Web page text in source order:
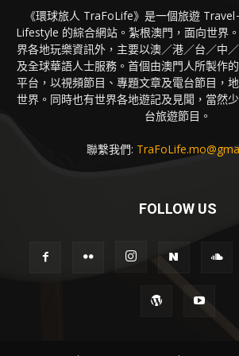
《環球旅人 TraFoLife》是一個旅遊
Lifestyle 的綜合網站。紮根澳門，面向世界
界各地玩樂資訊外，主要以澳／港／台／中
及全球華語人士服務。首個由澳門人所製作
平台，以視頻節目、專題文章及電台節目，
世界。同時也有世界各地遊記及見聞，當然
台旅遊節目。
聯繫我們:
FOLLOW US